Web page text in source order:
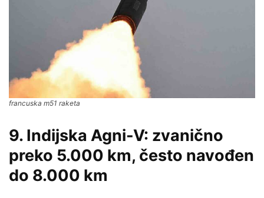
francuska m51 raketa
9. Indijska Agni-V: zvanično
preko 5.000 km, često navođen
do 8.000 km